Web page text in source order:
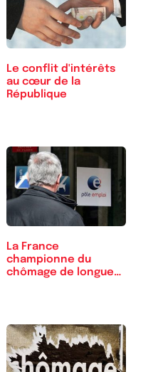
Le conflit d'intérêts
au cœur de la
République
La France
championne du
chômage de longue